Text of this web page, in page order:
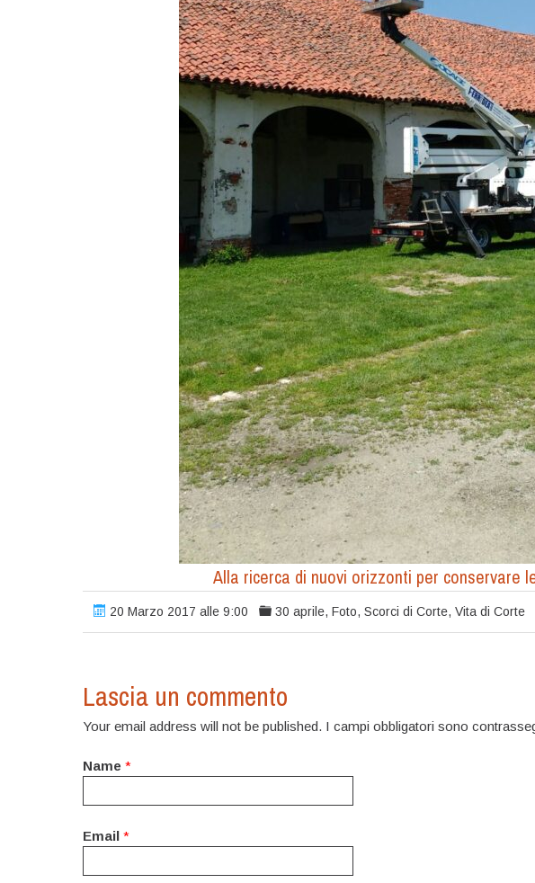
Alla ricerca di nuovi orizzonti per conservare
20 Marzo 2017 alle 9:00 30 aprile, Foto, Scorci di Corte, Vita di Corte
Lascia un commento
Your email address will not be published. I campi obbligatori sono
Name *
Email *